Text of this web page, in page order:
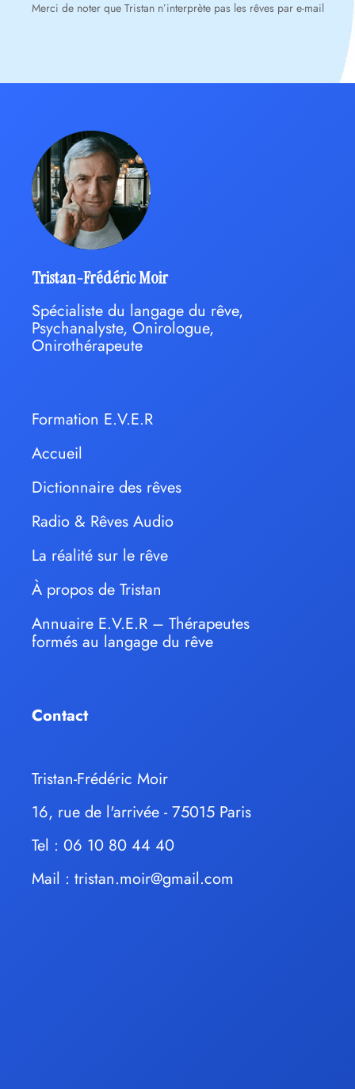
Merci de noter que Tristan n’interprète pas les rêves par e-mail
Tristan-Frédéric Moir
Spécialiste du langage du rêve,
Psychanalyste, Onirologue,
Onirothérapeute
Formation E.V.E.R
Accueil
Dictionnaire des rêves
Radio & Rêves Audio
La réalité sur le rêve
À propos de Tristan
Annuaire E.V.E.R – Thérapeutes
formés au langage du rêve
Contact
Tristan-Frédéric Moir
16, rue de l'arrivée - 75015 Paris
Tel : 06 10 80 44 40
Mail : tristan.moir@gmail.com